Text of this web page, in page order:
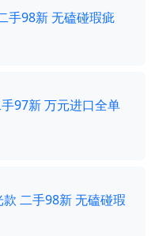
手98新 无磕碰瑕疵
97新 万元进口全单
二手98新 无磕碰瑕